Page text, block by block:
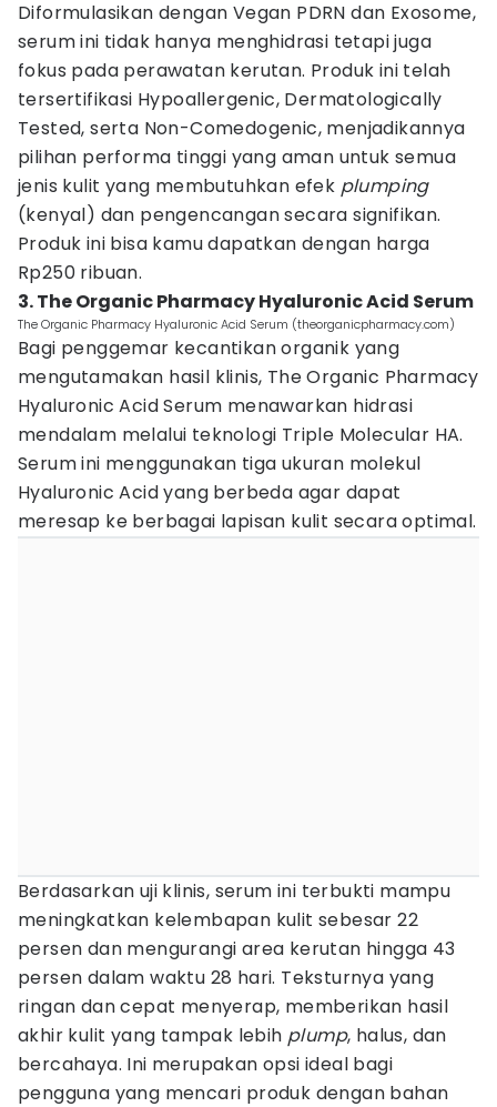
Diformulasikan dengan Vegan PDRN dan Exosome,
serum ini tidak hanya menghidrasi tetapi juga
fokus pada perawatan kerutan. Produk ini telah
tersertifikasi Hypoallergenic, Dermatologically
Tested, serta Non-Comedogenic, menjadikannya
pilihan performa tinggi yang aman untuk semua
jenis kulit yang membutuhkan efek plumping
(kenyal) dan pengencangan secara signifikan.
Produk ini bisa kamu dapatkan dengan harga
Rp250 ribuan.
3. The Organic Pharmacy Hyaluronic Acid Serum
The Organic Pharmacy Hyaluronic Acid Serum (theorganicpharmacy.com)
Bagi penggemar kecantikan organik yang
mengutamakan hasil klinis, The Organic Pharmacy
Hyaluronic Acid Serum menawarkan hidrasi
mendalam melalui teknologi Triple Molecular HA.
Serum ini menggunakan tiga ukuran molekul
Hyaluronic Acid yang berbeda agar dapat
meresap ke berbagai lapisan kulit secara optimal.
Berdasarkan uji klinis, serum ini terbukti mampu
meningkatkan kelembapan kulit sebesar 22
persen dan mengurangi area kerutan hingga 43
persen dalam waktu 28 hari. Teksturnya yang
ringan dan cepat menyerap, memberikan hasil
akhir kulit yang tampak lebih plump, halus, dan
bercahaya. Ini merupakan opsi ideal bagi
pengguna yang mencari produk dengan bahan